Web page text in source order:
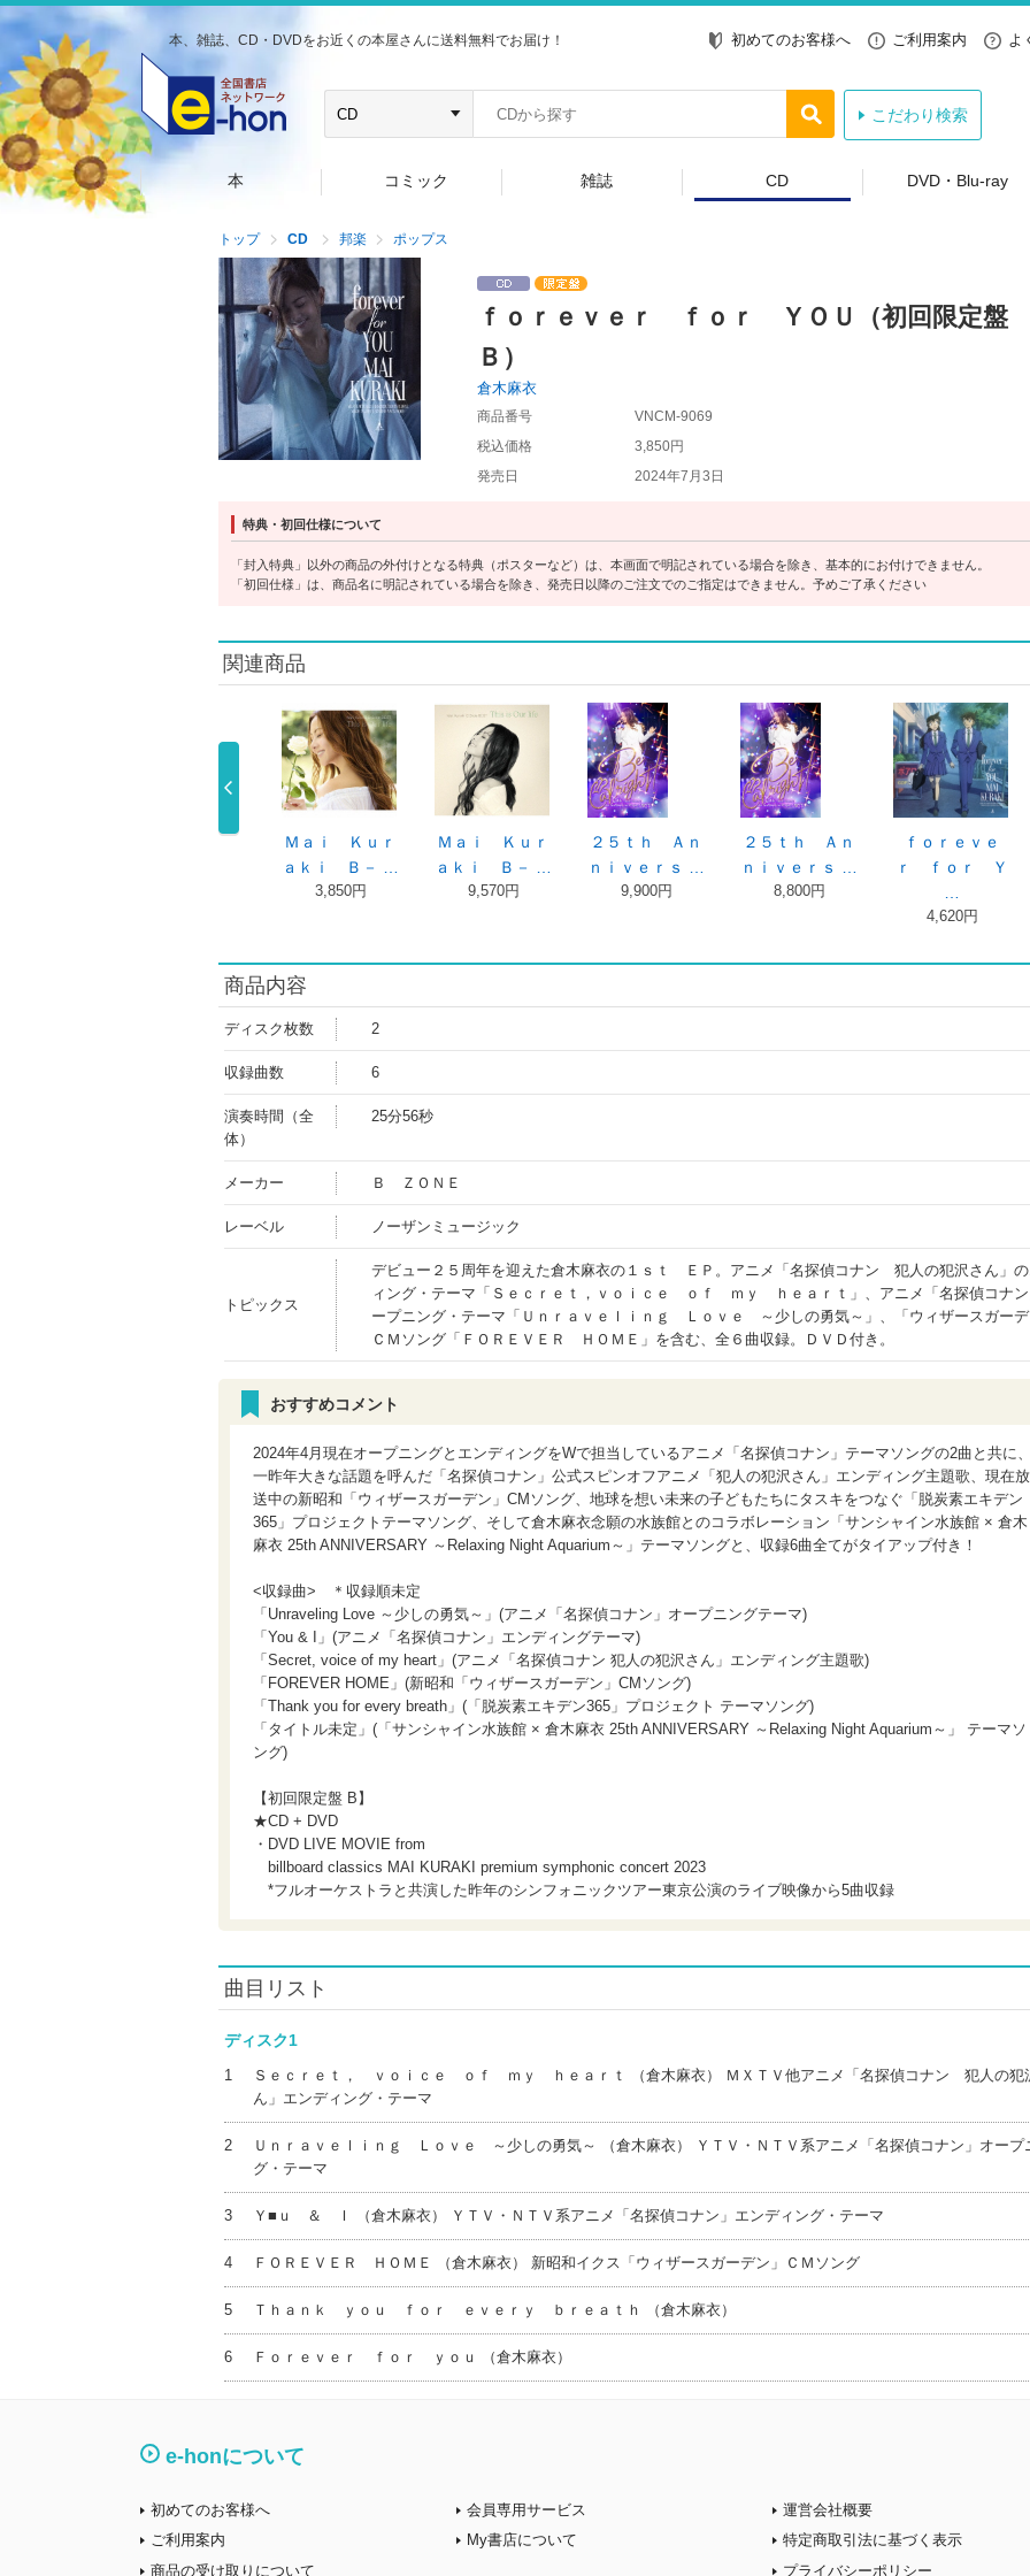
本、雑誌、CD・DVDをお近くの本屋さんに送料無料でお届け！ 初めてのお客様へ ご利用案内 よ
こだわり検索
本 コミック 雑誌 CD DVD・Blu-ray
トップ CD 邦楽 ポップス
ｆｏｒｅｖｅｒ ｆｏｒ ＹＯＵ（初回限定盤
Ｂ）
倉木麻衣
商品番号
VNCM-9069
税込価格
3,850円
発売日
2024年7月3日
特典・初回仕様について
「封入特典」以外の商品の外付けとなる特典（ポスターなど）は、本画面で明記されている場合を除き、基本的にお付けできません。
「初回仕様」は、商品名に明記されている場合を除き、発売日以降のご注文でのご指定はできません。予めご了承ください
関連商品
２５ｔｈ Ａｎ
ｆｏｒｅｖｅ
ｒ ｆｏｒ Ｙ
ｆｏｒｅｖｅ
ｒ ｆｏｒ Ｙ
ｆｏｒｅｖｅ
ｒ ｆｏｒ Ｙ
Ｍａｉ Ｋｕｒ
ａｋｉ Ｐｒ …
8,800円
Ｍａｉ Ｋｕ
ａｋｉ Ｐｒ
商品内容
ディスク枚数 2
収録曲数 6
演奏時間（全
体）
25分56秒
メーカー Ｂ ＺＯＮＥ
レーベル ノーザンミュージック
トピックス
デビュー２５周年を迎えた倉木麻衣の１ｓｔ ＥＰ。アニメ「名探偵コナン 犯人の犯沢さん」
ィング・テーマ「Ｓｅｃｒｅｔ，ｖｏｉｃｅ ｏｆ ｍｙ ｈｅａｒｔ」、アニメ「名探偵コナン
ープニング・テーマ「Ｕｎｒａｖｅｌｉｎｇ Ｌｏｖｅ ～少しの勇気～」、「ウィザースガー
ＣＭソング「ＦＯＲＥＶＥＲ ＨＯＭＥ」を含む、全６曲収録。ＤＶＤ付き。
おすすめコメント
2024年4月現在オープニングとエンディングをWで担当しているアニメ「名探偵コナン」テーマソングの2曲と共に、
一昨年大きな話題を呼んだ「名探偵コナン」公式スピンオフアニメ「犯人の犯沢さん」エンディング主題歌、現在放
送中の新昭和「ウィザースガーデン」CMソング、地球を想い未来の子どもたちにタスキをつなぐ「脱炭素エキデン
365」プロジェクトテーマソング、そして倉木麻衣念願の水族館とのコラボレーション「サンシャイン水族館 × 倉木
麻衣 25th ANNIVERSARY ～Relaxing Night Aquarium～」テーマソングと、収録6曲全てがタイアップ付き！
<収録曲> ＊収録順未定
「Unraveling Love ～少しの勇気～」(アニメ「名探偵コナン」オープニングテーマ)
「You & I」(アニメ「名探偵コナン」エンディングテーマ)
「Secret, voice of my heart」(アニメ「名探偵コナン 犯人の犯沢さん」エンディング主題歌)
「FOREVER HOME」(新昭和「ウィザースガーデン」CMソング)
「Thank you for every breath」(「脱炭素エキデン365」プロジェクト テーマソング)
「タイトル未定」(「サンシャイン水族館 × 倉木麻衣 25th ANNIVERSARY ～Relaxing Night Aquarium～」 テーマソ
ング)
【初回限定盤 B】
★CD + DVD
・DVD LIVE MOVIE from
billboard classics MAI KURAKI premium symphonic concert 2023
*フルオーケストラと共演した昨年のシンフォニックツアー東京公演のライブ映像から5曲収録
曲目リスト
ディスク1
1
Ｓｅｃｒｅｔ， ｖｏｉｃｅ ｏｆ ｍｙ ｈｅａｒｔ （倉木麻衣） ＭＸＴＶ他アニメ「名探偵コナン 犯人の犯
ん」エンディング・テーマ
2
Ｕｎｒａｖｅｌｉｎｇ Ｌｏｖｅ ～少しの勇気～ （倉木麻衣） ＹＴＶ・ＮＴＶ系アニメ「名探偵コナン」オープ
グ・テーマ
3 Ｙ■ｕ ＆ Ｉ （倉木麻衣） ＹＴＶ・ＮＴＶ系アニメ「名探偵コナン」エンディング・テーマ
4 ＦＯＲＥＶＥＲ ＨＯＭＥ （倉木麻衣） 新昭和イクス「ウィザースガーデン」ＣＭソング
5 Ｔｈａｎｋ ｙｏｕ ｆｏｒ ｅｖｅｒｙ ｂｒｅａｔｈ （倉木麻衣）
6 Ｆｏｒｅｖｅｒ ｆｏｒ ｙｏｕ （倉木麻衣）
e-honについて
初めてのお客様へ
ご利用案内
商品の受け取りについて
会員専用サービス
My書店について
運営会社概要
特定商取引法に基づく表示
プライバシーポリシー